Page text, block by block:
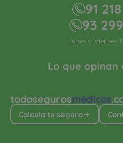
todosegurosmédicos
Calcula tu seguro
Lo que opinan
91
93
Lunes a Viernes: